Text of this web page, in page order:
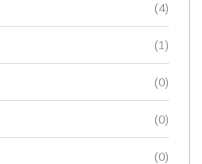
(4)
(1)
(0)
(0)
(0)